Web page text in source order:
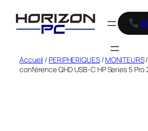
Accueil / PERIPHERIQUES/MONITEURS/
conférence QHD USB-C HP Series 5